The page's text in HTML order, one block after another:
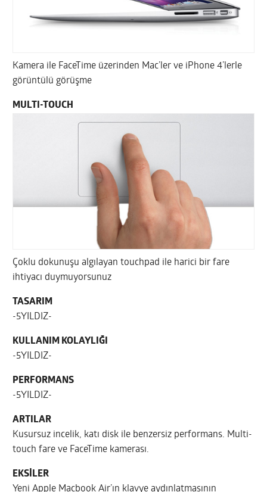
Kamera ile FaceTime üzerinden Mac’ler ve iPhone 4’lerle
görüntülü görüşme
MULTI-TOUCH
Çoklu dokunuşu algılayan touchpad ile harici bir fare
ihtiyacı duymuyorsunuz
TASARIM
-5YILDIZ-
KULLANIM KOLAYLIĞI
-5YILDIZ-
PERFORMANS
-5YILDIZ-
ARTILAR
Kusursuz incelik, katı disk ile benzersiz performans. Multi-
touch fare ve FaceTime kamerası.
EKSİLER
Yeni Apple Macbook Air’ın klavye aydınlatmasının